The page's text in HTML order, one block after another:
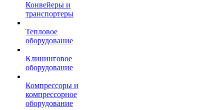
Конвейеры и
транспортеры
Тепловое
оборудование
Клининговое
оборудование
Компрессоры и
компрессорное
оборудование